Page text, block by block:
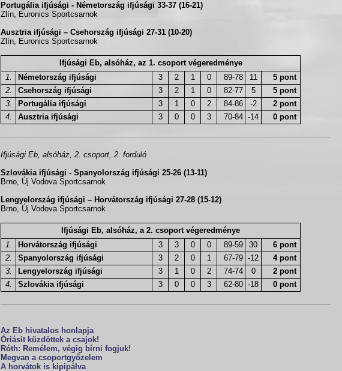
Portugália ifjúsági - Németország ifjúsági 33-37 (16-21)
Zlín, Euronics Sportcsarnok
Ausztria ifjúsági – Csehország ifjúsági 27-31 (10-20)
Zlín, Euronics Sportcsarnok
Ifjúsági Eb, alsóház, az 1. csoport végeredménye
1.
Németország ifjúsági 3 2 1 0 89-78 11
5 pont
2.
Csehország ifjúsági 3 2 1 0 82-77 5
5 pont
3.
Portugália ifjúsági 3 1 0 2 84-86 -2
2 pont
4.
Ausztria ifjúsági 3 0 0 3 70-84 -14 0 pont
Ifjúsági Eb, alsóház, 2. csoport, 2. forduló
Szlovákia ifjúsági - Spanyolország ifjúsági 25-26 (13-11)
Brno, Új Vodova Sportcsarnok
Lengyelország ifjúsági – Horvátország ifjúsági 27-28 (15-12)
Brno, Új Vodova Sportcsarnok
Ifjúsági Eb, alsóház, a 2. csoport végeredménye
1.
Horvátország ifjúsági 3 3 0 0 89-59 30
6 pont
2.
Spanyolország ifjúsági 3 2 0 1 67-79 -12
4 pont
3.
Lengyelország ifjúsági 3 1 0 2 74-74 0
2 pont
4.
Szlovákia ifjúsági 3 0 0 3 62-80 -18 0 pont
Az Eb hivatalos honlapja
Óriásit küzdöttek a csajok!
Róth: Remélem, végig bírni fogjuk!
Megvan a csoportgyőzelem
A horvátok is kipipálva